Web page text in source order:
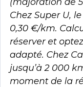
Chez Super U,
0,30 €/km.
réserver et
adapté. Chez
jusqu’à 2 000
moment de la